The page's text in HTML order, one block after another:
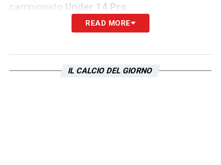
campionato Under 14 Pro
Doppio derby in quel di Trigoria. la Roma
d`alta quota tra i lupacchiotti primi della
READ MORE
IL CALCIO DEL GIORNO